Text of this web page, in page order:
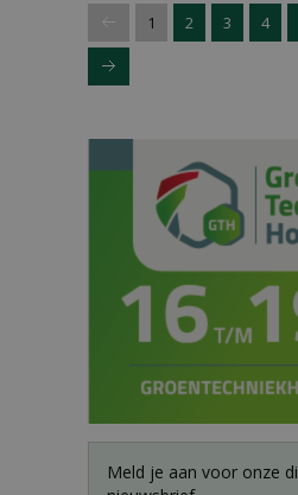
1 2 3 4
Meld je aan voor onze